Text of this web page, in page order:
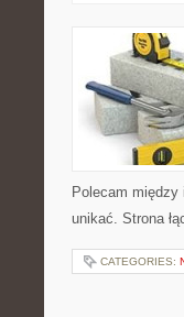
Polecam
unikać. Strona
CATEGORIES: